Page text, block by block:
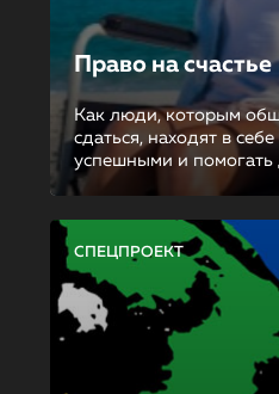
Право на счастье
Как люди, которым
сдаться, находят в
успешными и помогать
СПЕЦПРОЕКТ